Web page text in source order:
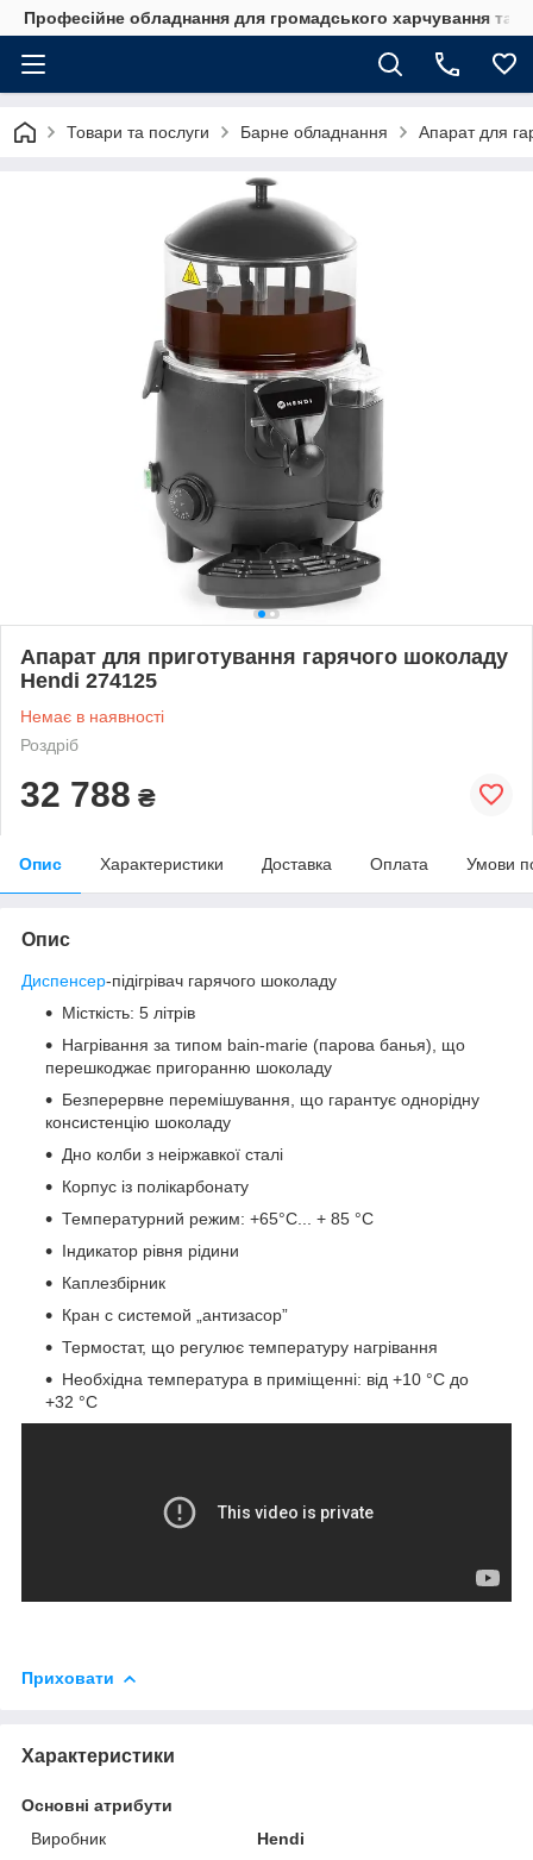
Професійне обладнання для громадського харчування та
Товари та послуги Барне обладнання Апарат для
Апарат для приготування гарячого шоколаду
Hendi 274125
Немає в наявності
Роздріб
32 788 ₴
Опис Характеристики Доставка Оплата Умови
Опис
Диспенсер-підігрівач гарячого шоколаду
Місткість: 5 літрів
Нагрівання за типом bain-marie (парова банья), що
перешкоджає пригоранню шоколаду
Безперервне перемішування, що гарантує однорідну
консистенцію шоколаду
Дно колби з неіржавкої сталі
Корпус із полікарбонату
Температурний режим: +65°C... + 85 °C
Індикатор рівня рідини
Каплезбірник
Кран с системой „антизасор”
Термостат, що регулює температуру нагрівання
Необхідна температура в приміщенні: від +10 °C до
+32 °C
Приховати
Характеристики
Основні атрибути
Виробник
Hendi